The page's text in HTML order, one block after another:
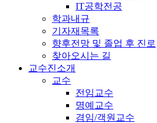
IT공학전공
학과내규
기자재목록
향후전망 및 졸업 후 진로
찾아오시는 길
교수진소개
교수
전임교수
명예교수
겸임/객원교수